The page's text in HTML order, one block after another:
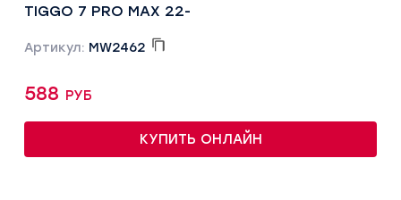
TIGGO 7 PRO MAX 22-
Артикул: MW2462
588 руб
КУПИТЬ ОНЛАЙН